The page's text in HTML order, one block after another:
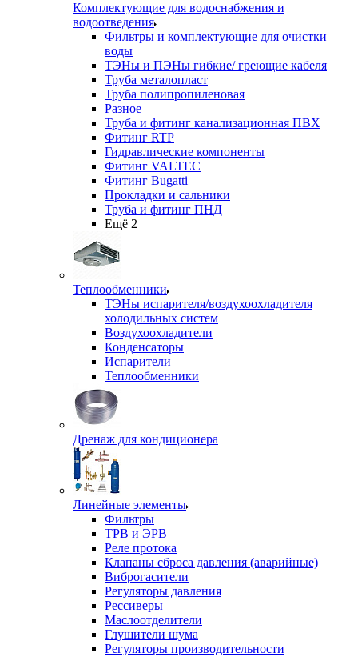
Комплектующие для водоснабжения и
водоотведения
Фильтры и комплектующие для очистки
воды
ТЭНы и ПЭНы гибкие/ греющие кабеля
Труба металопласт
Труба полипропиленовая
Разное
Труба и фитинг канализационная ПВХ
Фитинг RTP
Гидравлические компоненты
Фитинг VALTEC
Фитинг Bugatti
Прокладки и сальники
Труба и фитинг ПНД
Ещё 2
Теплообменники
ТЭНы испарителя/воздухоохладителя
холодильных систем
Воздухоохладители
Конденсаторы
Испарители
Теплообменники
Дренаж для кондиционера
Линейные элементы
Фильтры
ТРВ и ЭРВ
Реле протока
Клапаны сброса давления (аварийные)
Виброгасители
Регуляторы давления
Рессиверы
Маслоотделители
Глушители шума
Регуляторы производительности